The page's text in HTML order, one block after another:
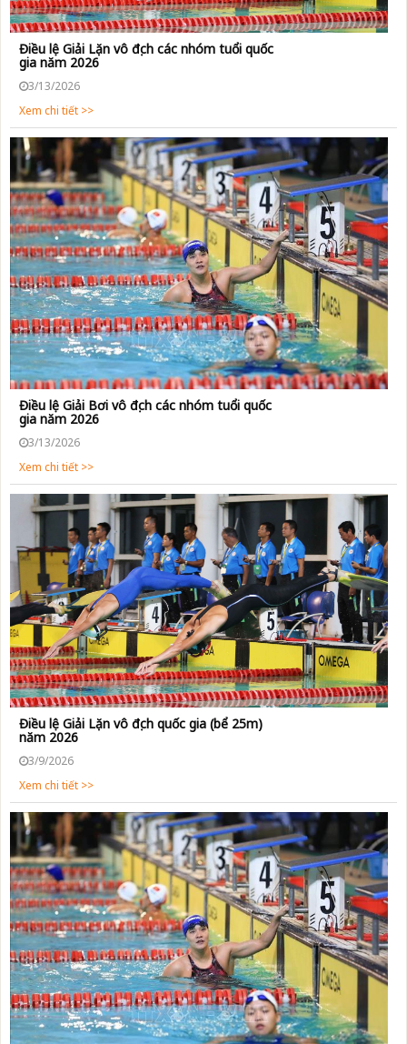
Điều lệ Giải Lặn vô địch các nhóm tuổi quốc
gia năm 2026
3/13/2026
Xem chi tiết >>
Điều lệ Giải Bơi vô địch các nhóm tuổi quốc
gia năm 2026
3/13/2026
Xem chi tiết >>
Điều lệ Giải Lặn vô địch quốc gia (bể 25m)
năm 2026
3/9/2026
Xem chi tiết >>